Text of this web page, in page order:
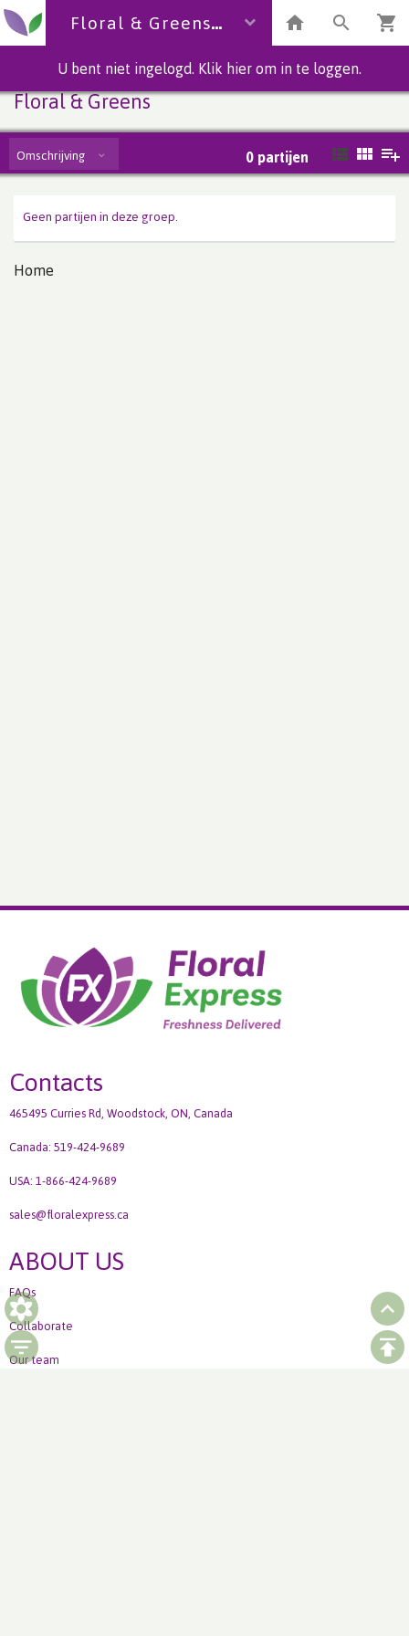
Floral & Greens
U bent niet ingelogd. Klik hier om in te loggen.
Floral & Greens
Omschrijving 0 partijen
Geen partijen in deze groep.
Home
Contacts
465495 Curries Rd, Woodstock, ON, Canada
Canada: 519-424-9689
USA: 1-866-424-9689
sales@floralexpress.ca
ABOUT US
FAQs
Collaborate
Our team